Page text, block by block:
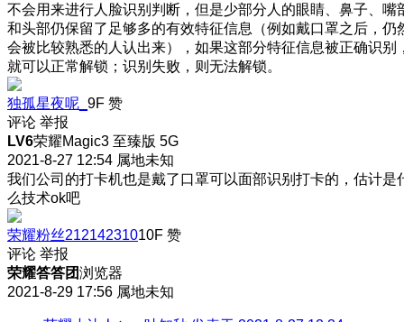
不会用来进行人脸识别判断，但是少部分人的眼睛、鼻子、嘴
和头部仍保留了足够多的有效特征信息（例如戴口罩之后，仍
会被比较熟悉的人认出来），如果这部分特征信息被正确识别
就可以正常解锁；识别失败，则无法解锁。
独孤星夜呢_ 9F 赞
评论 举报
LV6荣耀Magic3 至臻版 5G
2021-8-27 12:54 属地未知
我们公司的打卡机也是戴了口罩可以面部识别打卡的，估计是
么技术ok吧
荣耀粉丝21214231010F 赞
评论 举报
荣耀答答团浏览器
2021-8-29 17:56 属地未知